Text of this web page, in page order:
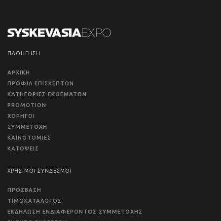
ΠΛΟΗΓΗΣΗ
ΑΡΧΙΚΗ
ΠΡΟΦΙΛ ΕΠΙΣΚΕΠΤΩΝ
ΚΑΤΗΓΟΡΙΕΣ ΕΚΘΕΜΑΤΩΝ
PROMOTION
ΧΟΡΗΓΟΙ
ΣΥΜΜΕΤΟΧΗ
ΚΑΙΝΟΤΟΜΙΕΣ
ΚΑΤΟΨΕΙΣ
ΧΡΗΣΙΜΟΙ ΣΥΝΔΕΣΜΟΙ
ΠΡΟΣΒΑΣΗ
ΤΙΜΟΚΑΤΑΛΟΓΟΣ
ΕΚΔΗΛΩΣΗ ΕΝΔΙΑΦΕΡΟΝΤΟΣ ΣΥΜΜΕΤΟΧΗΣ